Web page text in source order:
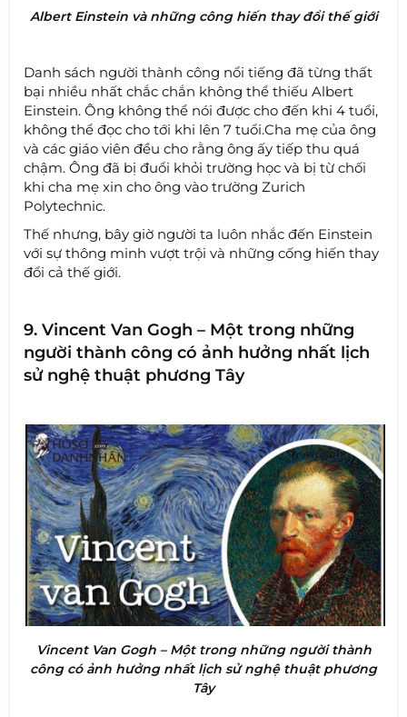
Albert Einstein và những công hiến thay đổi thế giới
Danh sách người thành công nổi tiếng đã từng thất
bại nhiều nhất chắc chắn không thể thiếu Albert
Einstein. Ông không thể nói được cho đến khi 4 tuổi,
không thể đọc cho tới khi lên 7 tuổi.Cha mẹ của ông
và các giáo viên đều cho rằng ông ấy tiếp thu quá
chậm. Ông đã bị đuổi khỏi trường học và bị từ chối
khi cha mẹ xin cho ông vào trường Zurich
Polytechnic.
Thế nhưng, bây giờ người ta luôn nhắc đến Einstein
với sự thông minh vượt trội và những cống hiến thay
đổi cả thế giới.
9. Vincent Van Gogh – Một trong những
người thành công có ảnh hưởng nhất lịch
sử nghệ thuật phương Tây
Vincent Van Gogh – Một trong những người thành
công có ảnh hưởng nhất lịch sử nghệ thuật phương
Tây